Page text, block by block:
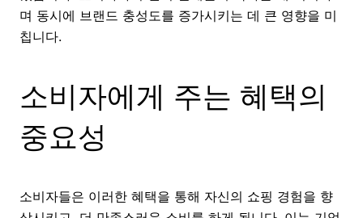
며 동시에 브랜드 충성도를 증가시키는 데 큰 영향을 미
칩니다.
소비자에게 주는 혜택의
중요성
소비자들은 이러한 혜택을 통해 자신의 쇼핑 경험을 향